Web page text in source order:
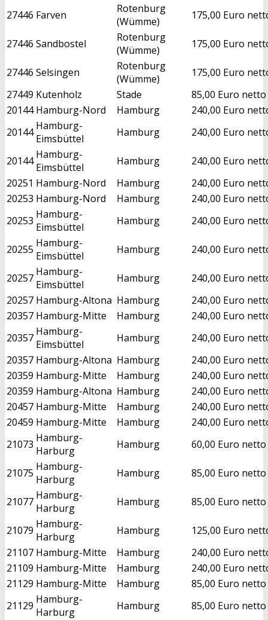
27446 Farven
Rotenburg
(Wümme)
175,00 Euro
27446 Sandbostel
Rotenburg
(Wümme)
175,00 Euro
27446 Selsingen
Rotenburg
(Wümme)
175,00 Euro
27449 Kutenholz Stade
85,00 Euro netto
20144 Hamburg-Nord Hamburg
240,00 Euro
20144 Hamburg-
Eimsbüttel
Hamburg 240,00 Euro
20144 Hamburg-
Eimsbüttel
Hamburg
240,00 Euro
20251 Hamburg-Nord Hamburg
240,00 Euro
20253 Hamburg-Nord Hamburg
240,00 Euro
20253 Hamburg-
Eimsbüttel
Hamburg 240,00 Euro
20255 Hamburg-
Eimsbüttel
Hamburg 240,00 Euro
20257 Hamburg-
Eimsbüttel
Hamburg
240,00 Euro
20257 Hamburg-Altona Hamburg
240,00 Euro
20357 Hamburg-Mitte Hamburg
240,00 Euro
20357 Hamburg-
Eimsbüttel
Hamburg
240,00 Euro
20357 Hamburg-Altona Hamburg
240,00 Euro
20359 Hamburg-Mitte Hamburg
240,00 Euro
20359 Hamburg-Altona Hamburg
240,00 Euro
20457 Hamburg-Mitte Hamburg
240,00 Euro
20459 Hamburg-Mitte Hamburg
240,00 Euro
21073 Hamburg-
Harburg
Hamburg 60,00 Euro netto
21075 Hamburg-
Harburg
Hamburg 85,00 Euro netto
21077 Hamburg-
Harburg
Hamburg 85,00 Euro netto
21079 Hamburg-
Harburg
Hamburg
125,00 Euro
21107 Hamburg-Mitte Hamburg
240,00 Euro
21109 Hamburg-Mitte Hamburg
240,00 Euro
21129 Hamburg-Mitte Hamburg
85,00 Euro netto
21129 Hamburg-
Harburg
Hamburg 85,00 Euro netto